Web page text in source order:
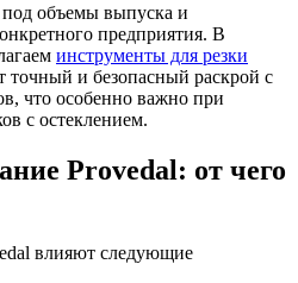
объемы выпуска и
предприятия. В
инструменты для резки
и безопасный раскрой с
что особенно важно при
с остеклением.
Provedal: от чего
влияют следующие